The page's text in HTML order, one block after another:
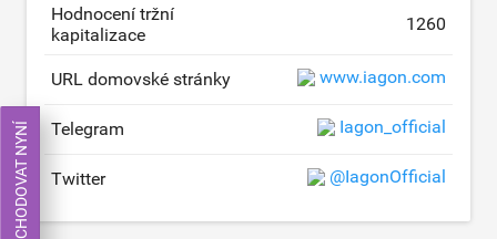
Hodnocení tržní
kapitalizace
1260
URL domovské stránky www.iagon.com
Telegram Iagon_official
Twitter @IagonOfficial
OBCHODOVAT NYNÍ